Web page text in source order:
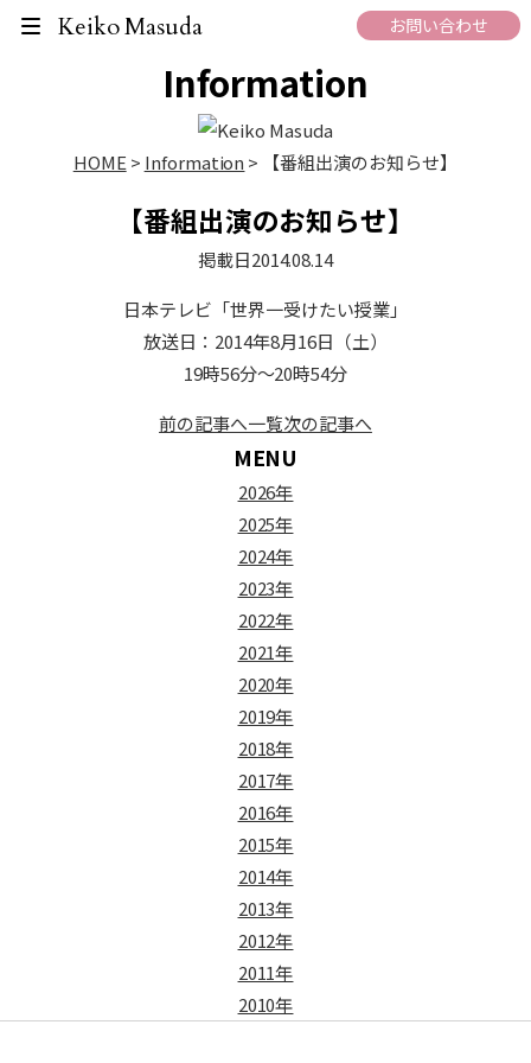
Keiko Masuda お問い合わせ
Information
HOME > Information > 【番組出演のお知らせ】
【番組出演のお知らせ】
掲載日2014.08.14
日本テレビ「世界一受けたい授業」
放送日：2014年8月16日（土）
19時56分～20時54分
前の記事へ一覧次の記事へ
MENU
2026年
2025年
2024年
2023年
2022年
2021年
2020年
2019年
2018年
2017年
2016年
2015年
2014年
2013年
2012年
2011年
2010年